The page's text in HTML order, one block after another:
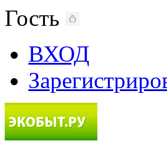
Гость
ВХОД